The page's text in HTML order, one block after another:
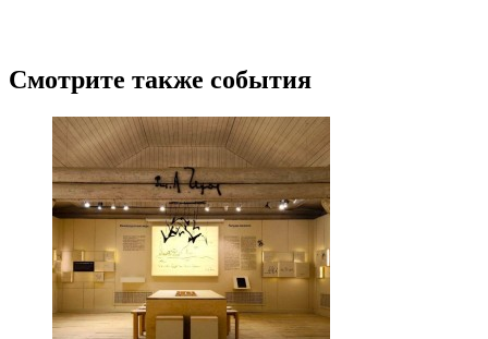
Смотрите также события